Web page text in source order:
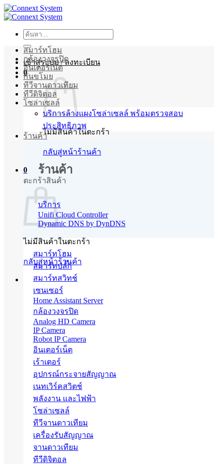
ข้าม
ไป
เนื้อหา
ค้นหา:
เข้าสู่ระบบ / ลงทะเบียน
0
ไม่มีสินค้าในตะกร้า
กลับสู่หน้าร้านค้า
0
ตะกร้าสินค้า
ไม่มีสินค้าในตะกร้า
กลับสู่หน้าร้านค้า
สมาร์ทโฮม
กล้องวงจรปิด
อินเตอร์เน็ต
กันขโมย
ทีวีจานดาวเทียม
ทีวีดิจิตอล
โซล่าเซลล์
บริการล้างแผงโซล่าเซลล์ พร้อมตรวจสอบ
ประสิทธิภาพ
ร้านค้า
ร้านค้า
บริการ
Unifi Cloud Controller
Dynamic DNS by DynDNS
สมาร์ทโฮม
สมาร์ทปลั๊ก
สมาร์ทสวิทช์
เซนเซอร์
Home Assistant Server
กล้องวงจรปิด
Analog HD Camera
IP Camera
Robot IP Camera
อินเตอร์เน็ต
เร้าเตอร์
อุปกรณ์กระจายสัญญาณ
เนทเวิร์คสวิตช์
พลังงาน และไฟฟ้า
โซล่าเซลล์
ทีวีจานดาวเทียม
เครื่องรับสัญญาณ
จานดาวเทียม
ทีวีดิจิตอล